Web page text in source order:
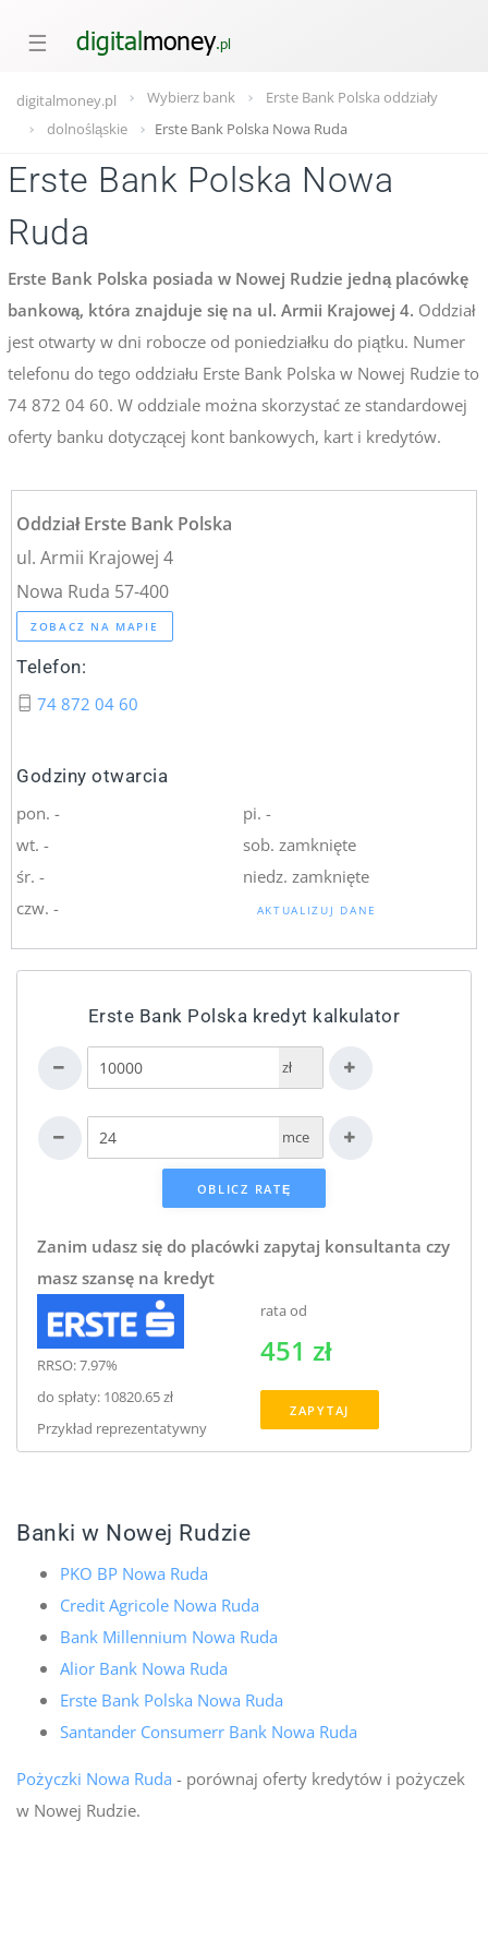
☰
digitalmoney.pl Wybierz bank
Erste Bank Polska oddziały
dolnośląskie
Erste Bank Polska Nowa Ruda
Erste Bank Polska Nowa
Ruda
Erste Bank Polska posiada w Nowej Rudzie jedną placówkę
bankową, która znajduje się na ul. Armii Krajowej 4. Oddział
jest otwarty w dni robocze od poniedziałku do piątku. Numer
telefonu do tego oddziału Erste Bank Polska w Nowej Rudzie to
74 872 04 60. W oddziale można skorzystać ze standardowej
oferty banku dotyczącej kont bankowych, kart i kredytów.
Oddział Erste Bank Polska
ul. Armii Krajowej 4
Nowa Ruda 57-400
ZOBACZ NA MAPIE
Telefon:
74 872 04 60
Godziny otwarcia
pon. -
wt. -
śr. -
czw. -
pi. -
sob. zamknięte
niedz. zamknięte
AKTUALIZUJ DANE
Erste Bank Polska kredyt kalkulator
zł
mce
Zanim udasz się do placówki zapytaj konsultanta czy
masz szansę na kredyt
RRSO: 7.97%
do spłaty: 10820.65 zł
Przykład reprezentatywny
rata od
451 zł
ZAPYTAJ
Banki w Nowej Rudzie
PKO BP Nowa Ruda
Credit Agricole Nowa Ruda
Bank Millennium Nowa Ruda
Alior Bank Nowa Ruda
Erste Bank Polska Nowa Ruda
Santander Consumerr Bank Nowa Ruda
Pożyczki Nowa Ruda - porównaj oferty kredytów i pożyczek
w Nowej Rudzie.